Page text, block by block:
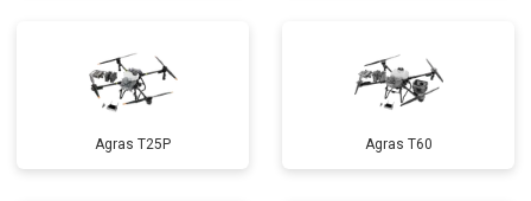
Agras T25P Agras T60